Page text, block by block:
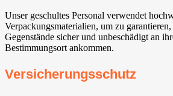
Unser geschultes Personal verwendet
Verpackungsmaterialien, um zu
Gegenstände sicher und unbeschädigt an
Bestimmungsort ankommen.
Versicherungsschutz